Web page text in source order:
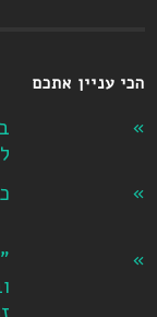
הכי עניין אתכם
כ-